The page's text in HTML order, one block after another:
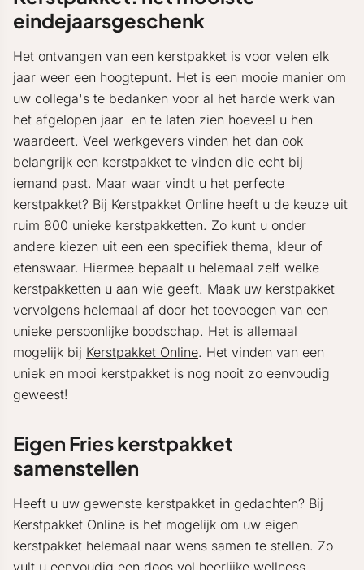
eindejaarsgeschenk
Het ontvangen van een kerstpakket is voor velen elk
jaar weer een hoogtepunt. Het is een mooie manier om
uw collega's te bedanken voor al het harde werk van
het afgelopen jaar en te laten zien hoeveel u hen
waardeert. Veel werkgevers vinden het dan ook
belangrijk een kerstpakket te vinden die echt bij
iemand past. Maar waar vindt u het perfecte
kerstpakket? Bij Kerstpakket Online heeft u de keuze uit
ruim 800 unieke kerstpakketten. Zo kunt u onder
andere kiezen uit een een specifiek thema, kleur of
etenswaar. Hiermee bepaalt u helemaal zelf welke
kerstpakketten u aan wie geeft. Maak uw kerstpakket
vervolgens helemaal af door het toevoegen van een
unieke persoonlijke boodschap. Het is allemaal
mogelijk bij Kerstpakket Online. Het vinden van een
uniek en mooi kerstpakket is nog nooit zo eenvoudig
geweest!
Eigen Fries kerstpakket
samenstellen
Heeft u uw gewenste kerstpakket in gedachten? Bij
Kerstpakket Online is het mogelijk om uw eigen
kerstpakket helemaal naar wens samen te stellen. Zo
vult u eenvoudig een doos vol heerlijke wellness